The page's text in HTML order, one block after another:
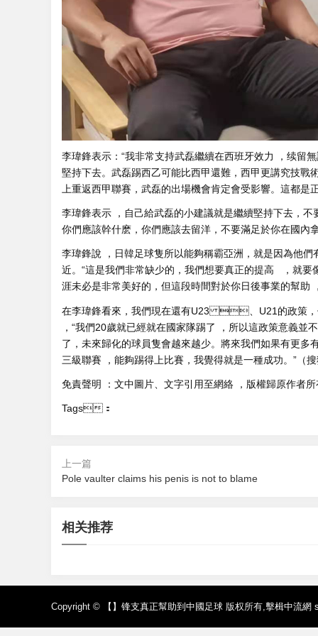
李瑋鋒表示：“我非常支持武磊繼續在西班牙效力 ，续留
堅持下去。武磊踢西乙可能比西甲還難，西甲更講究技戰術
上重返西甲聯賽，武磊的出場機會肯定會受影響 。這都是正常
李瑋鋒表示 ，自己給武磊的小建議就是繼續堅持下去 ，
你們應該幹什麽 ，你們應該去留洋，不要滿足於你在國內
李瑋鋒說 ，日韓足球隻所以能夠稱霸亞洲，就是因為
近 。“這是我們非常缺少的，我們想要真正的提高   ，就要
涯未必是非常美好的，但這段時間對於你日後事業的幫助
在李瑋鋒看來，我們現在還有U23 、U21的政策，保
，“我們20歲就已經就在國家隊踢了 ，所以這政策意義並
了，未來歸化的球員隻會越來越少。將來我們如果有
三級聯賽 ，能夠踢得上比賽，我覺得就是一種成功 。”
免責聲明  ：文中圖片、文字引用至網絡  ，版權歸原作者所有
Tags：
上一篇
Pole vaulter claims his penis is not to blame
相关推荐
Two states took big steps this week to
get rid of the tampon tax
青島隊主帥 ：明天的比賽是生存之戰 要
毫無保留爭取勝利
Copyright © 【】锋支真正幫助到中國足球 版权所有,擊楫中流網